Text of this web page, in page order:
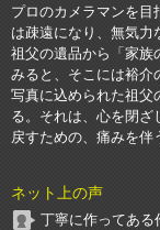
プロのカメラマンを目
は疎遠になり、無気力
祖父の遺品から「家族
みると、そこには裕介
写真に込められた祖父
る。それは、心を閉ざ
戻すための、痛みを伴
ネット上の声
丁寧に作ってある